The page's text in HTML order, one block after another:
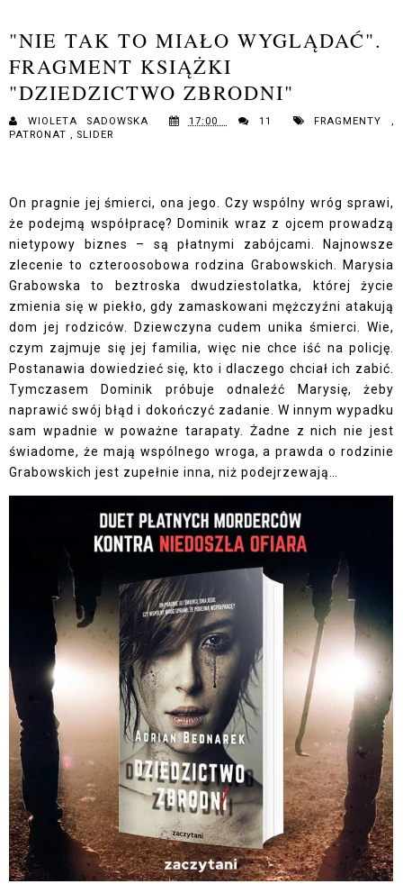
"NIE TAK TO MIAŁO WYGLĄDAĆ".
FRAGMENT KSIĄŻKI
"DZIEDZICTWO ZBRODNI"
WIOLETA SADOWSKA 17:00 11 FRAGMENTY,
PATRONAT , SLIDER
On pragnie jej śmierci, ona jego. Czy wspólny wróg sprawi,
że podejmą współpracę? Dominik wraz z ojcem prowadzą
nietypowy biznes – są płatnymi zabójcami. Najnowsze
zlecenie to czteroosobowa rodzina Grabowskich. Marysia
Grabowska to beztroska dwudziestolatka, której życie
zmienia się w piekło, gdy zamaskowani mężczyźni atakują
dom jej rodziców. Dziewczyna cudem unika śmierci. Wie,
czym zajmuje się jej familia, więc nie chce iść na policję.
Postanawia dowiedzieć się, kto i dlaczego chciał ich zabić.
Tymczasem Dominik próbuje odnaleźć Marysię, żeby
naprawić swój błąd i dokończyć zadanie. W innym wypadku
sam wpadnie w poważne tarapaty. Żadne z nich nie jest
świadome, że mają wspólnego wroga, a prawda o rodzinie
Grabowskich jest zupełnie inna, niż podejrzewają…